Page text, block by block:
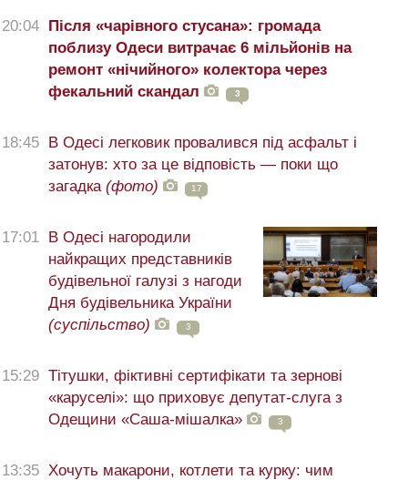
20:04 Після «чарівного стусана»: громада
поблизу Одеси витрачає 6 мільйонів на
ремонт «нічийного» колектора через
фекальний скандал
3
18:45 В Одесі легковик провалився під асфальт і
затонув: хто за це відповість — поки що
загадка (фото) 17
17:01
В Одесі нагородили
найкращих представників
будівельної галузі з нагоди
Дня будівельника України
(суспільство)
3
15:29 Тітушки, фіктивні сертифікати та зернові
«каруселі»: що приховує депутат-слуга з
Одещини «Саша-мішалка»
3
13:35 Хочуть макарони, котлети та курку: чим